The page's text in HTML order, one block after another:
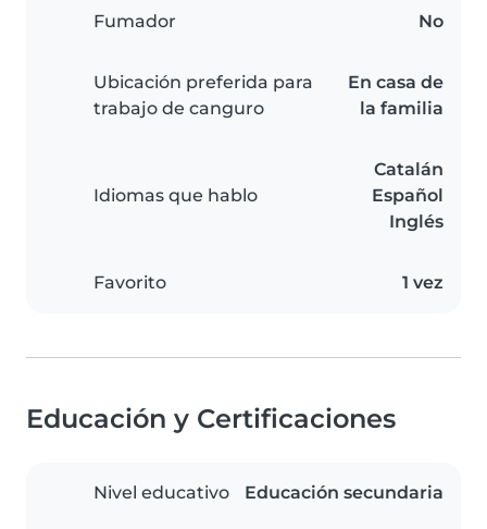
Fumador No
Ubicación preferida para
trabajo de canguro
En casa de
la familia
Idiomas que hablo
Catalán
Español
Inglés
Favorito 1 vez
Educación y Certificaciones
Nivel educativo Educación secundaria